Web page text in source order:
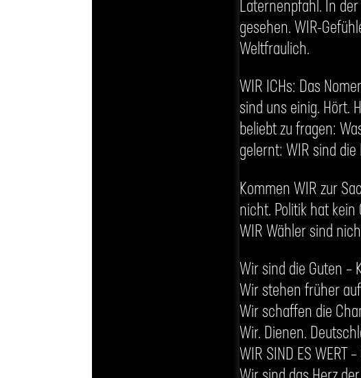
Laternenpfahl. In der
gesehen. WIR-
Weltfraulich.
WIR ICHs: Das
sind uns einig. Hört.
beliebt zu fragen:
gelernt: WIR sind die
Kommen WIR zur
nicht. Politik hat kein
WIR Wähler sind
Wir sind die Guten –
Wir stehen früher
Wir schaffen die
Wir. Dienen.
WIR SIND ES WERT